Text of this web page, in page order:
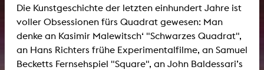
Die Kunstgeschichte der letzten einhundert Jahre ist
voller Obsessionen fürs Quadrat gewesen: Man
denke an Kasimir Malewitsch‘ "Schwarzes Quadrat",
an Hans Richters frühe Experimentalfilme, an Samuel
Becketts Fernsehspiel "Square", an John Baldessari’s